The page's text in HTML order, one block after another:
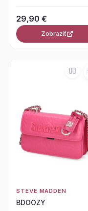
29,90 €
Zobraziť
STEVE MADDEN
BDOOZY